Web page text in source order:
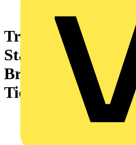
Tragschiene,
Stahl, verzinkt,
Breite: 529 mm,
Tiefe: 7.5 mm